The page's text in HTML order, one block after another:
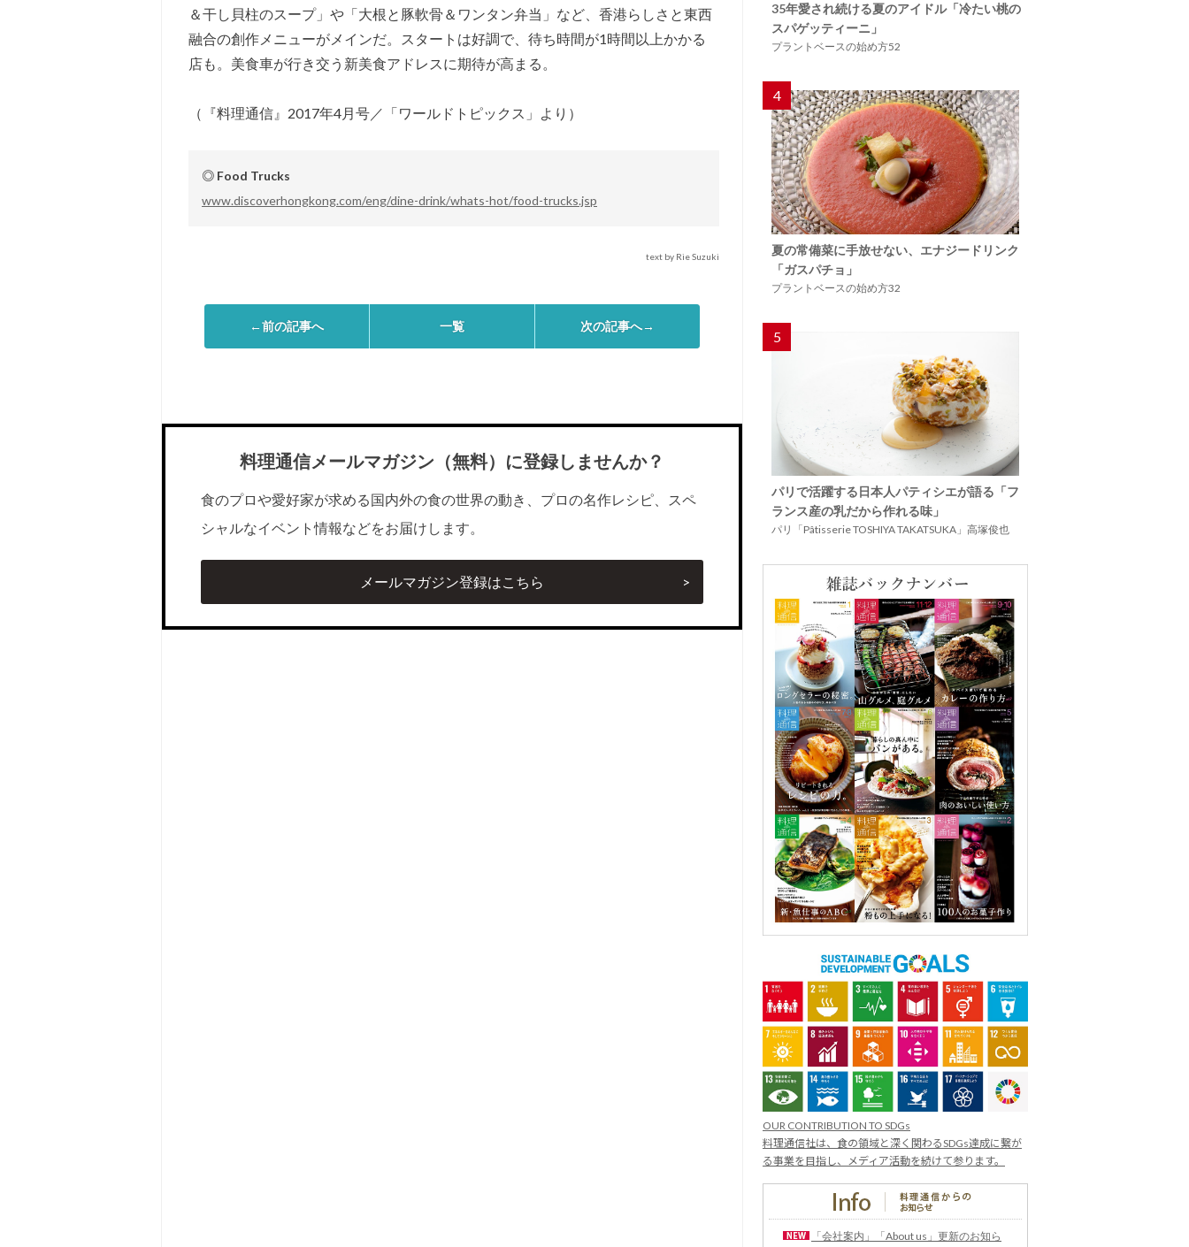
＆干し貝柱のスープ」や「大根と豚軟骨＆ワンタン弁当」など、香港らしさと東西
融合の創作メニューがメインだ。スタートは好調で、待ち時間が1時間以上かかる
店も。美食車が行き交う新美食アドレスに期待が高まる。
（『料理通信』2017年4月号／「ワールドトピックス」より）
◎ Food Trucks
www.discoverhongkong.com/eng/dine-drink/whats-hot/food-trucks.jsp
text by Rie Suzuki
←前の記事へ 一覧 次の記事へ→
料理通信メールマガジン（無料）に登録しませんか？
食のプロや愛好家が求める国内外の食の世界の動き、プロの名作レシピ、スペ
シャルなイベント情報などをお届けします。
メールマガジン登録はこちら
35年愛され続ける夏のアイドル「冷たい桃の
スパゲッティーニ」
プラントベースの始め方52
4
夏の常備菜に手放せない、エナジードリンク
「ガスパチョ」
プラントベースの始め方32
5
パリで活躍する日本人パティシエが語る「フ
ランス産の乳だから作れる味」
パリ「Pâtisserie TOSHIYA TAKATSUKA」高塚俊也
OUR CONTRIBUTION TO SDGs
料理通信社は、食の領域と深く関わるSDGs達成に繋が
る事業を目指し、メディア活動を続けて参ります。
「会社案内」「About us」更新のお知ら